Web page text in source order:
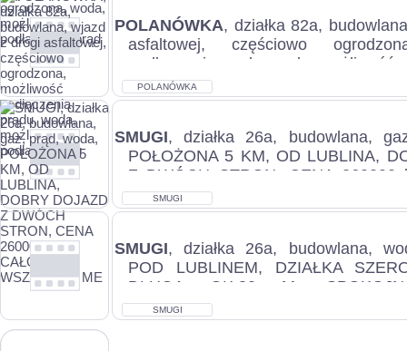
POLANÓWKA, działka 82a,
asfaltowej, częściowo
podłączenia prądu, woda, możliwość
POLANÓWKA
SMUGI, działka 26a, budowlana,
POŁOŻONA 5 KM, OD LUBLINA,
Z DWÓCH STRON, CENA
WSZYSTKIE ME...
SMUGI
SMUGI, działka 26a, budowlana,
POD LUBLINEM, DZIAŁKA
DŁUGA OK.80 M,
c.260.000zł. SMUGI...
SMUGI